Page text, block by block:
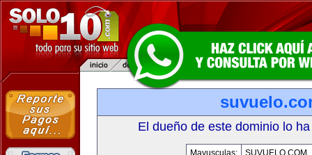
El dueño de este dominio lo
Mayusculas:
SUVUELO.COM